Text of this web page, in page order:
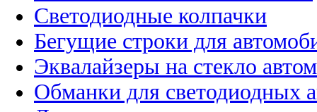
Светодиодные колпачки
Бегущие строки для
Эквалайзеры на стекло
Обманки для светодиодных